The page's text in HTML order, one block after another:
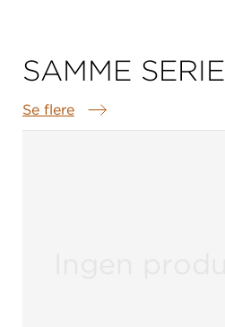
SAMME SERIE
Se flere
Samme serie